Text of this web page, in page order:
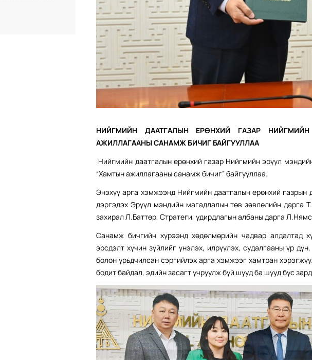
НИЙГМИЙН ДААТГАЛЫН ЕРӨНХИЙ ГАЗАР
АЖИЛЛАГААНЫ САНАМЖ БИЧИГ БАЙГУУЛЛАА
Нийгмийн даатгалын ерөнхий газар Нийгмийн эрүүл
“Хамтын ажиллагааны санамж бичиг” байгууллаа.
Энэхүү арга хэмжээнд Нийгмийн даатгалын ерөнхий
дэргэдэх Эрүүл мэндийн магадлалын төв зөвлөлийн дарга
захирал Л.Баттөр, Стратеги, удирдлагын албаны дарга
Санамж бичгийн хүрээнд хөдөлмөрийн чадвар алдалтад
эрсдэлт хүчин зүйлийг үнэлэх, илрүүлэх, судалгааны үр
болон урьдчилсан сэргийлэх арга хэмжээг хамтран
бодит байдал, эдийн засагт учруулж буй шууд ба шууд бус